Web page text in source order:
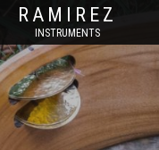
RAMIREZ
INSTRUMENTS